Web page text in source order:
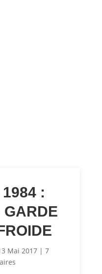
:
GARDE
Mai 2017| 7